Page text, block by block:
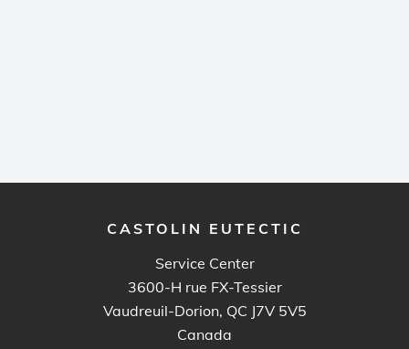
CASTOLIN EUTECTIC
Service Center
3600-H rue FX-Tessier
Vaudreuil-Dorion, QC J7V 5V5
Canada